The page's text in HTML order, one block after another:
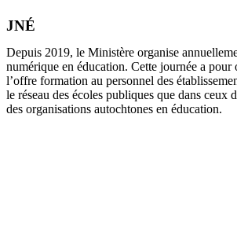
JNÉ
Depuis 2019, le Ministère organise
numérique en éducation. Cette journée a
l’offre formation au personnel des
le réseau des écoles publiques que dans ceux
des organisations autochtones en éducation.